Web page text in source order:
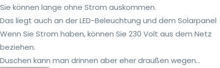
Sie können lange ohne Strom auskommen.
Das liegt auch an der LED-Beleuchtung und dem Solarpanel
Wenn Sie Strom haben, können Sie 230 Volt aus dem Netz
beziehen.
Duschen kann man drinnen aber eher draußen wegen...